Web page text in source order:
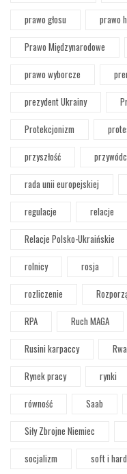
prawo głosu
prawo
Prawo Międzynarodowe
prawo wyborcze
prezydent Ukrainy
Protekcjonizm
przyszłość
rada unii europejskiej
regulacje
relacje
Relacje Polsko-Ukraińskie
rolnicy
rosja
rozliczenie
RPA
Ruch MAGA
Rusini karpaccy
Rynek pracy
rynki
równość
Saab
Siły Zbrojne Niemiec
socjalizm
soft i